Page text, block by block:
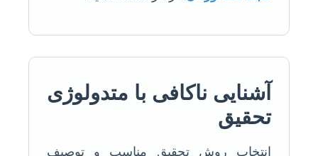
آشنایی ناکافی با متدولوژی
تحقیق
انتخاب روش تحقیق مناسب و توصیف